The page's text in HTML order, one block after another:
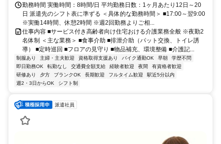
勤務時間 実働時間：8時間/日 平均勤務日数：1ヶ月あたり12日～20
日 派遣先のシフト表に準ずる ＜具体的な勤務時間＞ ■17:00～翌9:00
※実働14時間、休憩2時間 ※週2回勤務よりご相...
仕事内容 ■サービス付き高齢者向け住宅おける介護業務全般 ※夜勤2
名体制 ＜主な業務＞ ■食事介助 ■排泄介助（パット交換、トイレ誘
導） ■定時巡回 ■フロアの見守り ■物品補充、環境整備 ■介護記...
制服あり 主婦・主夫歓迎 資格取得支援あり バイク通勤OK 早朝
学歴不問
即日勤務OK
転勤なし 交通費全額支給 経験者歓迎 夜間
有資格者歓迎
研修あり
夕方 ブランクOK 長期歓迎 フルタイム歓迎
駅近5分以内
週2・3日からOK
シフト制
派遣社員